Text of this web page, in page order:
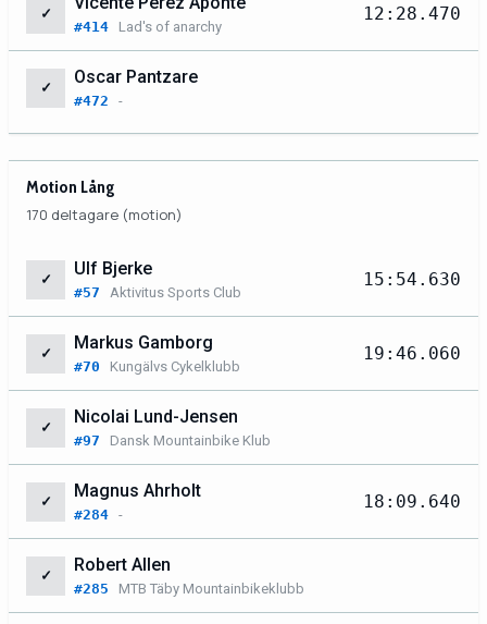
✓
#414 Lad's of anarchy
12:28.470
✓
Oscar Pantzare
#472 -
Motion Lång
170 deltagare (motion)
✓
Ulf Bjerke
#57 Aktivitus Sports Club
15:54.630
✓
Markus Gamborg
#70 Kungälvs Cykelklubb
19:46.060
✓
Nicolai Lund-Jensen
#97 Dansk Mountainbike Klub
✓
Magnus Ahrholt
#284 -
18:09.640
✓
Robert Allen
#285 MTB Täby Mountainbikeklubb